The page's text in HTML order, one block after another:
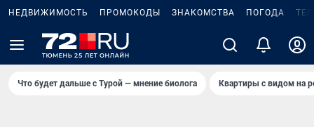
НЕДВИЖИМОСТЬ ПРОМОКОДЫ ЗНАКОМСТВА ПОГОДА
Что будет дальше с Турой — мнение биолога Квартиры с видом на